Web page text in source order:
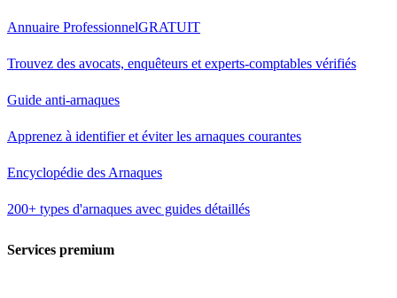
Annuaire ProfessionnelGRATUIT
Trouvez des avocats, enquêteurs et experts-comptables vérifiés
Guide anti-arnaques
Apprenez à identifier et éviter les arnaques courantes
Encyclopédie des Arnaques
200+ types d'arnaques avec guides détaillés
Services premium